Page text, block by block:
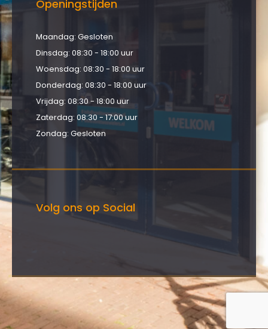
Openingstijden
Maandag: Gesloten
Dinsdag: 08:30 - 18:00 uur
Woensdag: 08:30 - 18:00 uur
Donderdag: 08:30 - 18:00 uur
Vrijdag: 08:30 - 18:00 uur
Zaterdag: 08:30 - 17:00 uur
Zondag: Gesloten
Volg ons op Social